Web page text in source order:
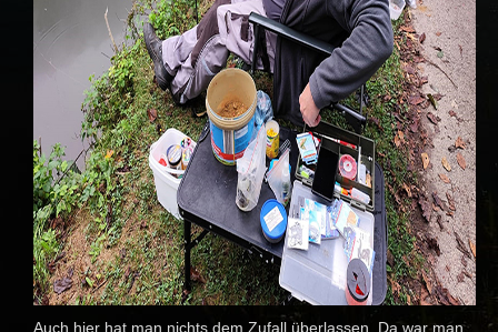
Auch hier hat man nichts dem Zufall überlassen. Da war man